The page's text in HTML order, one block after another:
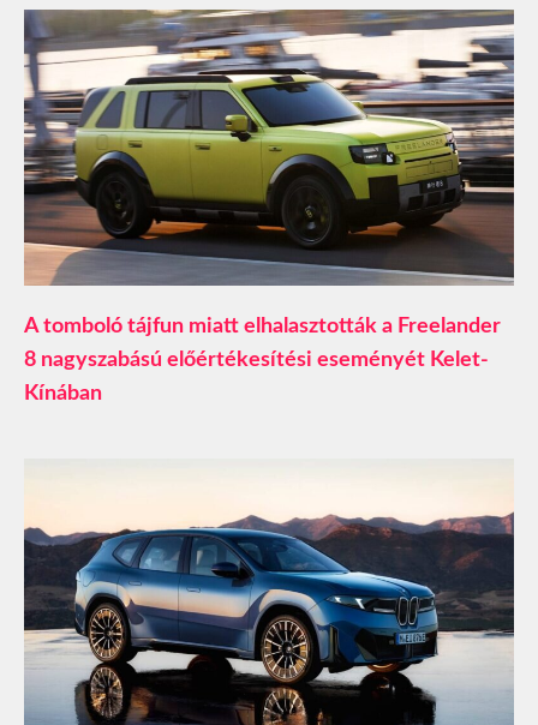
A tomboló tájfun miatt elhalasztották a Freelander
8 nagyszabású előértékesítési eseményét Kelet-
Kínában